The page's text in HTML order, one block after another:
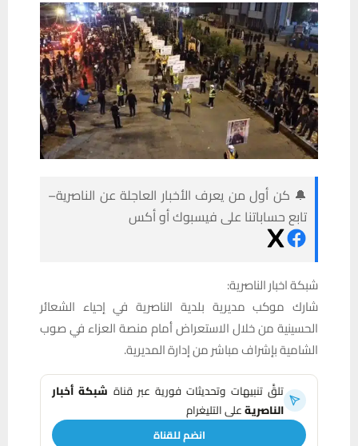
🔔 كن أول من يعرف الأخبار العاجلة عن الناصرية–
تابع حساباتنا على فيسبوك أو أكس
شبكة اخبار الناصرية:
شارك موكب مديرية بلدية الناصرية في إحياء الشعائر
الحسينية من خلال الاستعراض أمام منصة العزاء في صوب
الشامية بإشراف مباشر من إدارة المديرية.
تلقَّ تنبيهات وتحديثات فورية عبر قناة شبكة أخبار
الناصريةعلى التليغرام
انضم للقناة